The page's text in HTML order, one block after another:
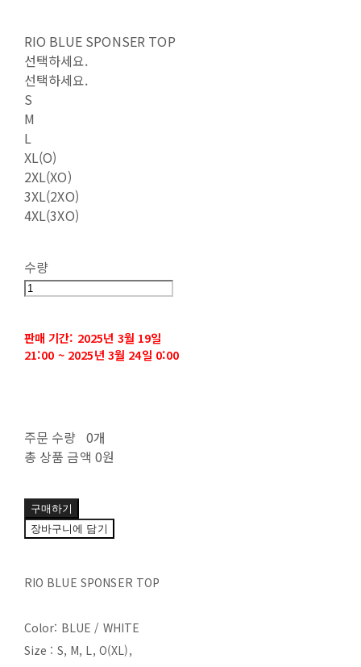
RIO BLUE SPONSER TOP
선택하세요.
선택하세요.
S
M
L
XL(O)
2XL(XO)
3XL(2XO)
4XL(3XO)
수량
판매 기간: 2025년 3월 19일
21:00 ~ 2025년 3월 24일 0:00
주문 수량 0개
총 상품 금액 0원
구매하기
장바구니에 담기
RIO BLUE SPONSER TOP
Color: BLUE / WHITE
Size : S, M, L, O(XL),